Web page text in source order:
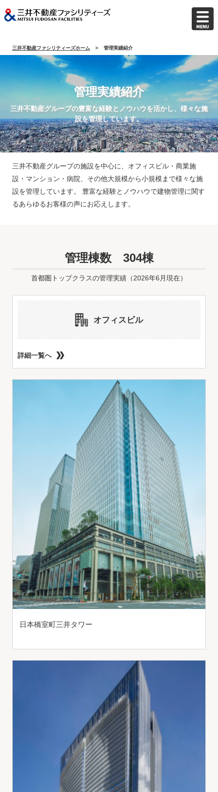
三井不動産ファシリティーズホーム 管理実績紹介
管理実績紹介
三井不動産グループの豊富な経験とノウハウを活かし、様々な施
設を管理しています。
三井不動産グループの施設を中心に、オフィスビル・商業施
設・マンション・病院、その他大規模から小規模まで様々な施
設を管理しています。 豊富な経験とノウハウで建物管理に関す
るあらゆるお客様の声にお応えします。
管理棟数 304棟
首都圏トップクラスの管理実績（2026年6月現在）
オフィスビル
詳細一覧へ
日本橋室町三井タワー